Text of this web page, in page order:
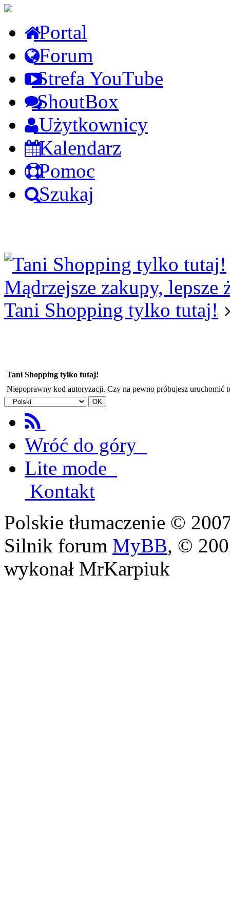
Portal
Forum
Strefa YouTube
ShoutBox
Użytkownicy
Kalendarz
Pomoc
Szukaj
Mądrzejsze zakupy, lepsze
Tani Shopping tylko tutaj!
Tani Shopping tylko tutaj!
Niepoprawny kod autoryzacji. Czy na pewno próbujesz uruchomić
Wróć do góry
Lite mode
Kontakt
Polskie tłumaczenie ©
Silnik forum MyBB, ©
wykonał MrKarpiuk